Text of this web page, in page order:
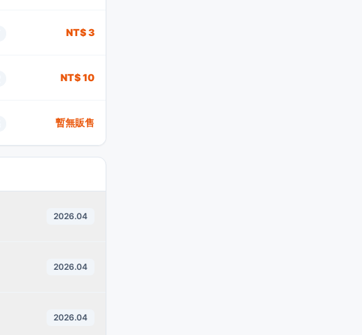
NT$ 3
NT$ 10
暫無販售
2026.04
2026.04
2026.04